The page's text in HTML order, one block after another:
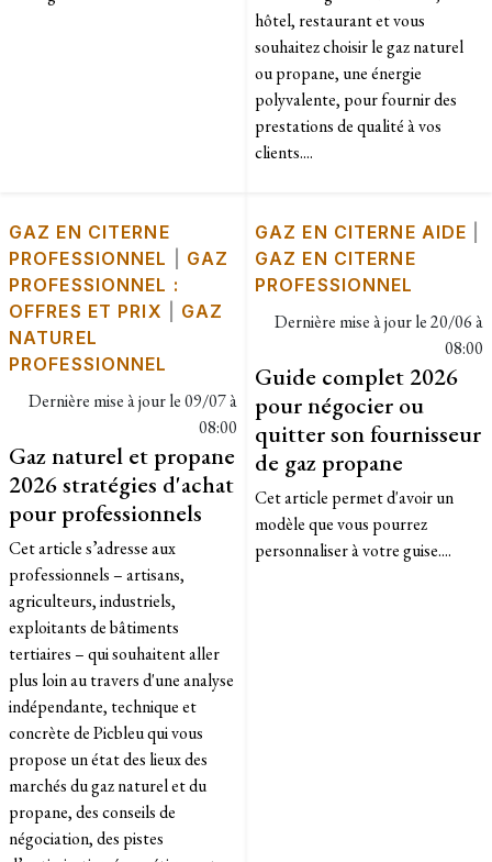
hôtel, restaurant et vous
souhaitez choisir le gaz naturel
ou propane, une énergie
polyvalente, pour fournir des
prestations de qualité à vos
clients....
GAZ EN CITERNE
PROFESSIONNEL
GAZ
PROFESSIONNEL :
OFFRES ET PRIX
GAZ
NATUREL
PROFESSIONNEL
Dernière mise à jour le09/07 à
08:00
Gaz naturel et propane
2026 stratégies d'achat
pour professionnels
​Cet article s’adresse aux
professionnels – artisans,
agriculteurs, industriels,
exploitants de bâtiments
tertiaires – qui souhaitent aller
plus loin au travers d'une analyse
indépendante, technique et
concrète de Picbleu qui vous
propose un état des lieux des
marchés du gaz naturel et du
propane, des conseils de
négociation, des pistes
GAZ EN CITERNE AIDE
GAZ EN CITERNE
PROFESSIONNEL
Dernière mise à jour le20/06 à
08:00
Guide complet 2026
pour négocier ou
quitter son fournisseur
de gaz propane
Cet article permet d'avoir un
modèle que vous pourrez
personnaliser à votre guise....